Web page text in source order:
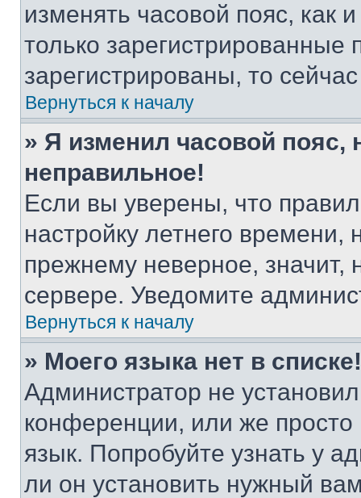
изменять часовой пояс, как
только
зарегистрированы, то
Вернуться к началу
» Я изменил часовой пояс,
неправильное!
Если вы уверены, что
настройку летнего
прежнему неверное, значит,
сервере. Уведомите
Вернуться к началу
» Моего языка нет в списке!
Администратор не
конференции, или же
язык. Попробуйте узнать у
ли он установить нужный